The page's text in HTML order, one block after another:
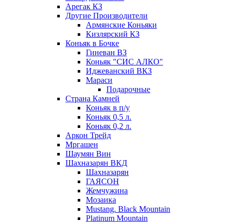
Арегак КЗ
Другие Производители
Армянские Коньяки
Кизлярский КЗ
Коньяк в Бочке
Гиневан ВЗ
Коньяк "СИС АЛКО"
Иджеванский ВКЗ
Мараси
Подарочные
Страна Камней
Коньяк в п/у
Коньяк 0,5 л.
Коньяк 0,2 л.
Аркон Трейд
Мргашен
Шаумян Вин
Шахназарян ВКД
Шахназарян
ГАЯСОН
Жемчужина
Мозаика
Mustang. Black Mountain
Platinum Mountain